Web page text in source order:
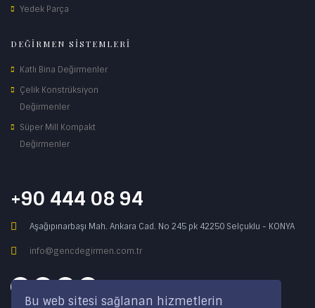
Bu web sitesi sağlanan hizmetlerin
Yedek Parça
DEĞİRMEN SİSTEMLERİ
Katlı Bina Değirmenler
Çelik Konstrüksiyon
Değirmenler
Süper Mill Kompakt
Değirmenler
+90 444 08 94
Aşağıpınarbaşı Mah. Ankara Cad. No 245 pk 42250 Selçuklu - KONYA
info@gencdegirmen.com.tr